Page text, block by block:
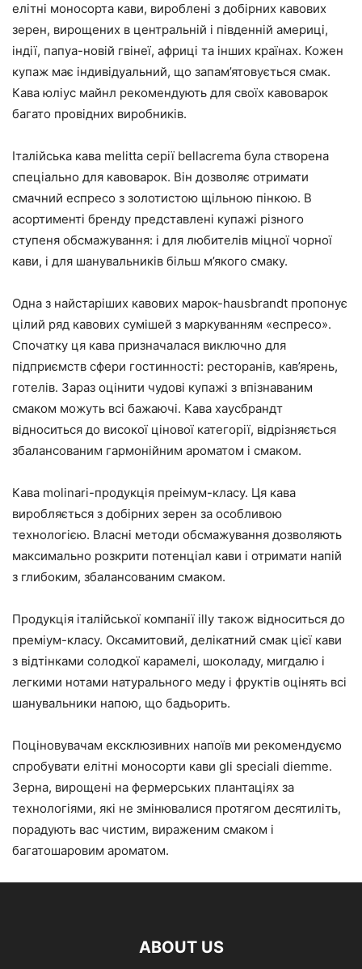
елітні моносорта кави, вироблені з добірних кавових
зерен, вирощених в центральній і південній америці,
індії, папуа-новій гвінеї, африці та інших країнах. Кожен
купаж має індивідуальний, що запам’ятовується смак.
Кава юліус майнл рекомендують для своїх кавоварок
багато провідних виробників.
Італійська кава melitta серії bellacrema була створена
спеціально для кавоварок. Він дозволяє отримати
смачний еспресо з золотистою щільною пінкою. В
асортименті бренду представлені купажі різного
ступеня обсмажування: і для любителів міцної чорної
кави, і для шанувальників більш м’якого смаку.
Одна з найстаріших кавових марок-hausbrandt пропонує
цілий ряд кавових сумішей з маркуванням «еспресо».
Спочатку ця кава призначалася виключно для
підприємств сфери гостинності: ресторанів, кав’ярень,
готелів. Зараз оцінити чудові купажі з впізнаваним
смаком можуть всі бажаючі. Кава хаусбрандт
відноситься до високої цінової категорії, відрізняється
збалансованим гармонійним ароматом і смаком.
Кава molinari-продукція преімум-класу. Ця кава
виробляється з добірних зерен за особливою
технологією. Власні методи обсмажування дозволяють
максимально розкрити потенціал кави і отримати напій
з глибоким, збалансованим смаком.
Продукція італійської компанії illy також відноситься до
преміум-класу. Оксамитовий, делікатний смак цієї кави
з відтінками солодкої карамелі, шоколаду, мигдалю і
легкими нотами натурального меду і фруктів оцінять всі
шанувальники напою, що бадьорить.
Поціновувачам ексклюзивних напоїв ми рекомендуємо
спробувати елітні моносорти кави gli speciali diemme.
Зерна, вирощені на фермерських плантаціях за
технологіями, які не змінювалися протягом десятиліть,
порадують вас чистим, вираженим смаком і
багатошаровим ароматом.
ABOUT US